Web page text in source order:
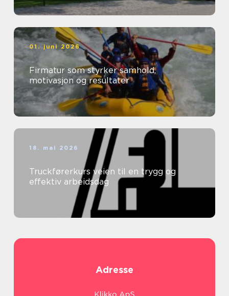
01. juni 2026
Firmatur som styrker samhold,
motivasjon og resultater
18. mai 2026
Truckførerkurs veien til en trygg og
effektiv arbeidsdag
Adresse